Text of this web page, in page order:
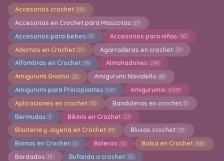
Accesorios crochet 319
Accesorios en Crochet para Mascotas 57
Accesorios para bebes 61 Accesorios para niñas 60
Adornos en Crochet 20 Agarraderas en crochet 21
Alfombras en Crochet 99 Almohadones 248
Amigurumi Gnomo 20 Amigurumi Navideño 80
Amigurumi para Principiantes 541 Amigurumis 2493
Aplicaciones en crochet 60 Bandoleras en crochet 5
Bermudas 3 Bikinis en Crochet 27
Bisuteria y Joyeria en Crochet 89 Blusas crochet 111
Boinas en Crochet 12 Boleros 14 Bolsa en Crochet 845
Bordados 12 Bufanda a crochet 32